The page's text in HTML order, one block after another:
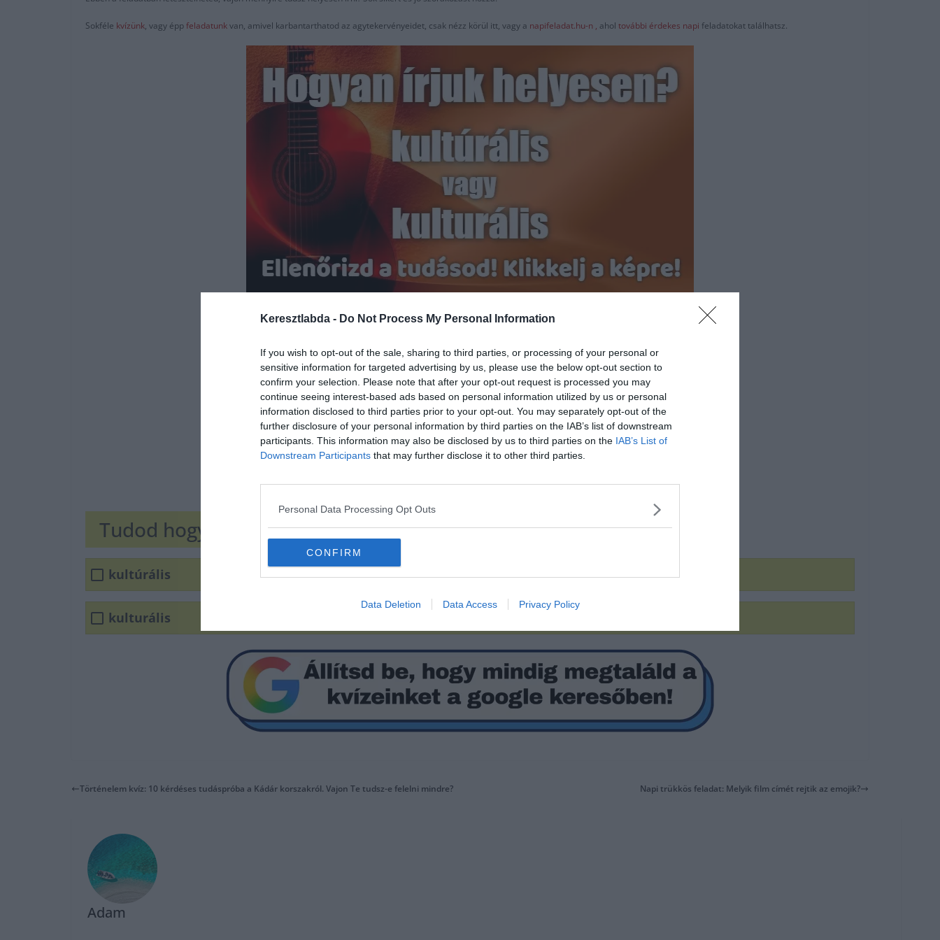
Keresztlabda - Do Not Process My Personal Information
If you wish to opt-out of the sale, sharing to third parties, or processing of your personal or
sensitive information for targeted advertising by us, please use the below opt-out section to
confirm your selection. Please note that after your opt-out request is processed you may
continue seeing interest-based ads based on personal information utilized by us or personal
information disclosed to third parties prior to your opt-out. You may separately opt-out of the
further disclosure of your personal information by third parties on the IAB’s list of downstream
participants. This information may also be disclosed by us to third parties on the IAB’s List of
Downstream Participants that may further disclose it to other third parties.
Personal Data Processing Opt Outs
CONFIRM
Data Deletion Data Access Privacy Policy
Sokféle kvízünk, vagy éppfeladatunkvan, amivel karbantarthatod az agytekervényeidet, csak nézz körül itt, vagy a napifeladat.hu-n , ahol további érdekes napi feladatokat találhatsz.
Tudod hogyan írjuk helyesen?
kultúrális
kulturális
Történelem kvíz: 10 kérdéses tudáspróba a Kádár korszakról. Vajon Te tudsz-e felelni mindre? Napi trükkös feladat: Melyik film címét rejtik az emojik?
Adam